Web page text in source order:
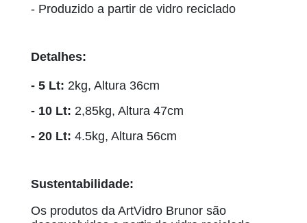
- Produzido a partir de vidro reciclado
Detalhes:
- 5 Lt: 2kg, Altura 36cm
- 10 Lt: 2,85kg, Altura 47cm
- 20 Lt: 4.5kg, Altura 56cm
Sustentabilidade:
Os produtos da ArtVidro Brunor são